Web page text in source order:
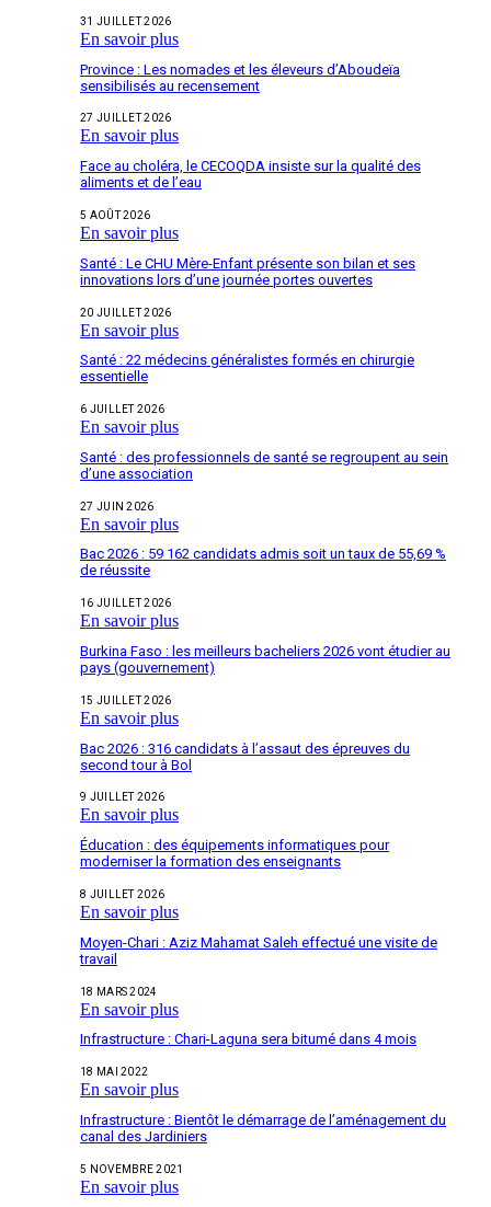
31 JUILLET 2026
En savoir plus
Province : Les nomades et les éleveurs d’Aboudeïa
sensibilisés au recensement
27 JUILLET 2026
En savoir plus
Face au choléra, le CECOQDA insiste sur la qualité des
aliments et de l’eau
5 AOÛT 2026
En savoir plus
Santé : Le CHU Mère-Enfant présente son bilan et ses
innovations lors d’une journée portes ouvertes
20 JUILLET 2026
En savoir plus
Santé : 22 médecins généralistes formés en chirurgie
essentielle
6 JUILLET 2026
En savoir plus
Santé : des professionnels de santé se regroupent au sein
d’une association
27 JUIN 2026
En savoir plus
Bac 2026 : 59 162 candidats admis soit un taux de 55,69 %
de réussite
16 JUILLET 2026
En savoir plus
Burkina Faso : les meilleurs bacheliers 2026 vont étudier au
pays (gouvernement)
15 JUILLET 2026
En savoir plus
Bac 2026 : 316 candidats à l’assaut des épreuves du
second tour à Bol
9 JUILLET 2026
En savoir plus
Éducation : des équipements informatiques pour
moderniser la formation des enseignants
8 JUILLET 2026
En savoir plus
Moyen-Chari : Aziz Mahamat Saleh effectué une visite de
travail
18 MARS 2024
En savoir plus
Infrastructure : Chari-Laguna sera bitumé dans 4 mois
18 MAI 2022
En savoir plus
Infrastructure : Bientôt le démarrage de l’aménagement du
canal des Jardiniers
5 NOVEMBRE 2021
En savoir plus